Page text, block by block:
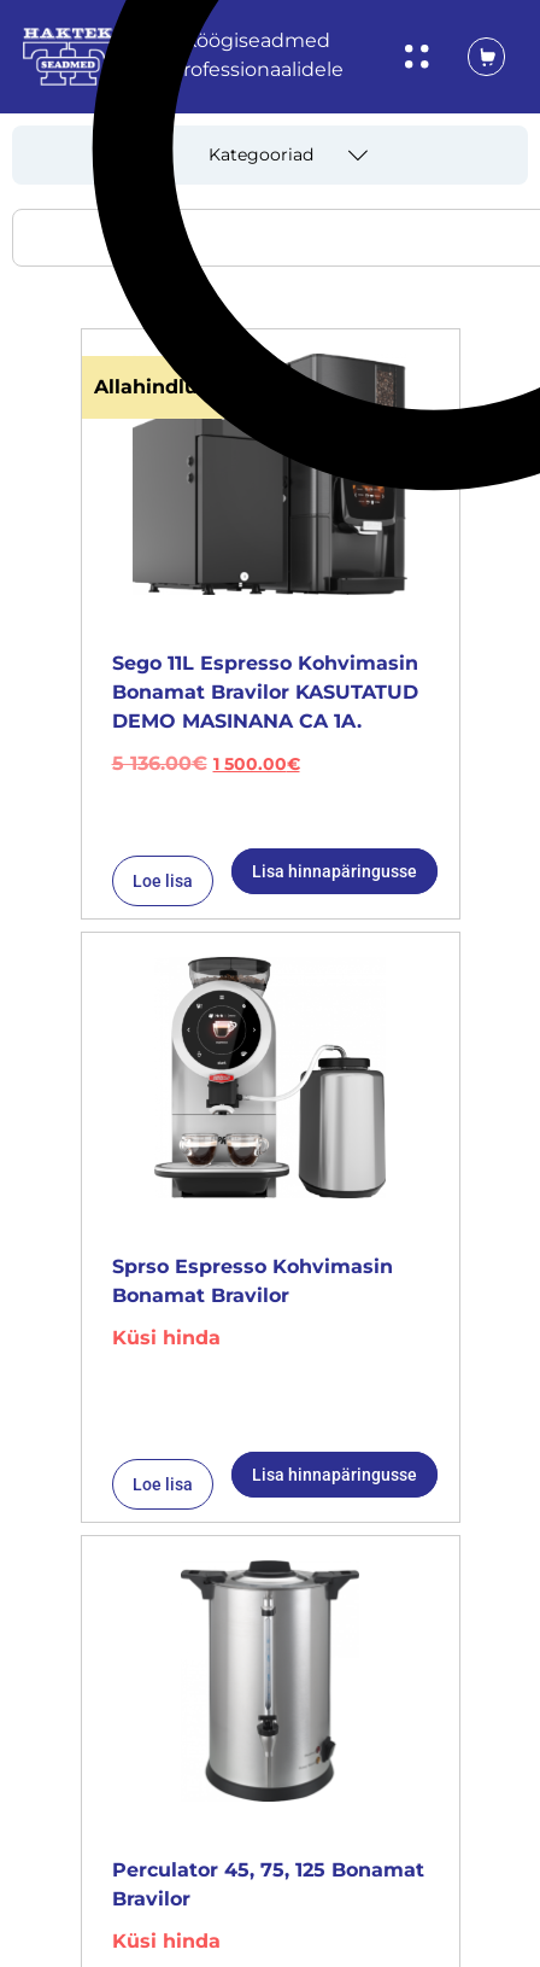
Köögiseadmed
professionaalidele
Kategooriad
Allahindlus!
Sego 11L Espresso Kohvimasin
Bonamat Bravilor KASUTATUD
DEMO MASINANA CA 1A.
5 136.00€ 1 500.00€
Loe lisa Lisa hinnapäringusse
Sprso Espresso Kohvimasin
Bonamat Bravilor
Küsi hinda
Loe lisa Lisa hinnapäringusse
Perculator 45, 75, 125 Bonamat
Bravilor
Küsi hinda